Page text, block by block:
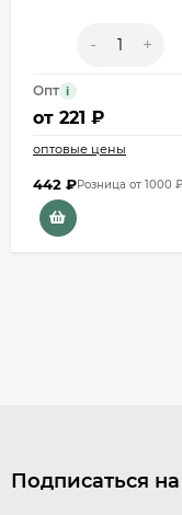
- +
Опт i
от 221 ₽
оптовые цены
442 ₽Розница от 1000 ₽
Подписаться